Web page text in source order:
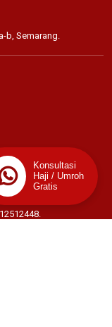
b, Semarang.
.
Konsultasi
Haji / Umroh
Gratis